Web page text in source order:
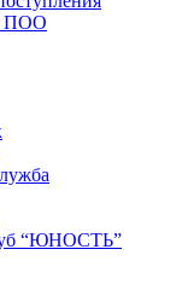
ПОО
“ЮНОСТЬ”